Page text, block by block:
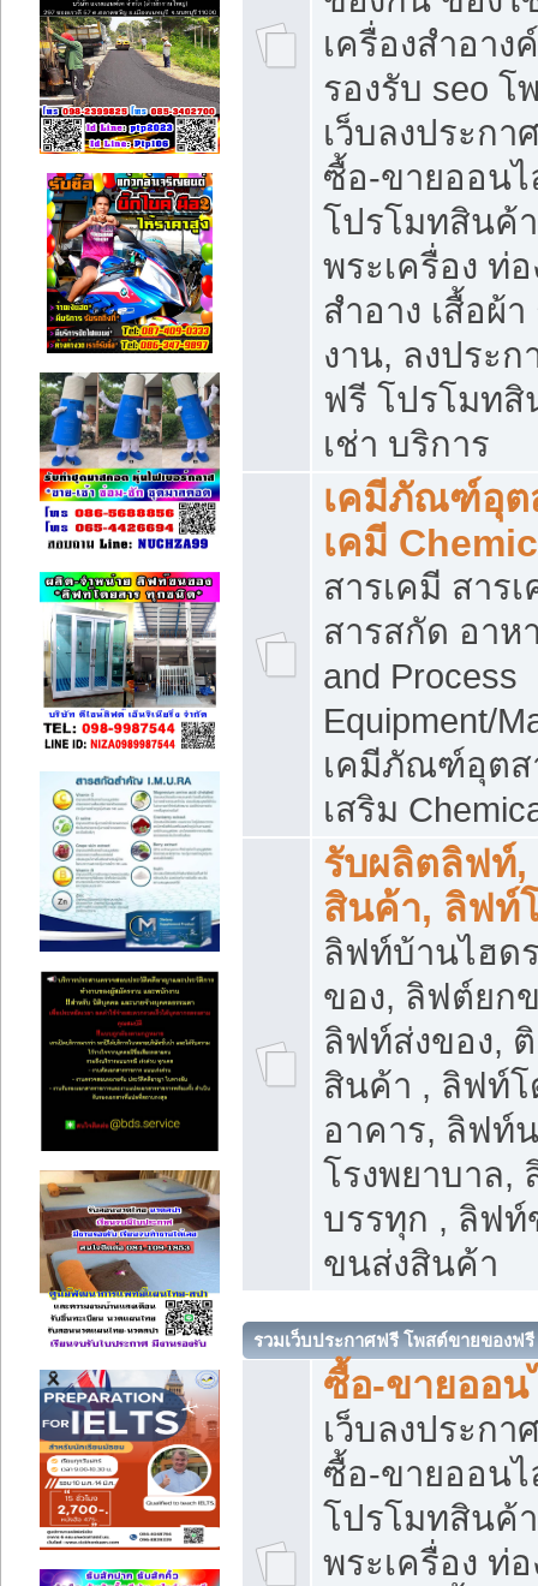
เครื่องสำอา
รองรับ seo โ
เว็บลงประก
ซื้อ-ขายออน
โปรโมทสินค้
พระเครื่อง ท่อ
สำอาง เสื้อผ้
งาน, ลงประ
ฟรี โปรโมท
เช่า บริการ
เคมีภัณฑ์อุต
เคมี
สารเคมี สาร
สารสกัด อาห
and Process
Equipment/
เคมีภัณฑ์อุตส
เสริม
รับผลิตลิฟท์
สินค้า, ลิฟท์
ลิฟท์บ้านไฮด
ของ, ลิฟต์ยก
ลิฟท์ส่งของ,
สินค้า , ลิฟท์
อาคาร, ลิฟท์
โรงพยาบาล,
บรรทุก , ลิฟ
ขนส่งสินค้า
รวมเว็บประกาศฟรี โพสต์ขายของฟรี
ซื้อ-ขายออน
เว็บลงประก
ซื้อ-ขายออน
โปรโมทสินค้
พระเครื่อง ท่อ